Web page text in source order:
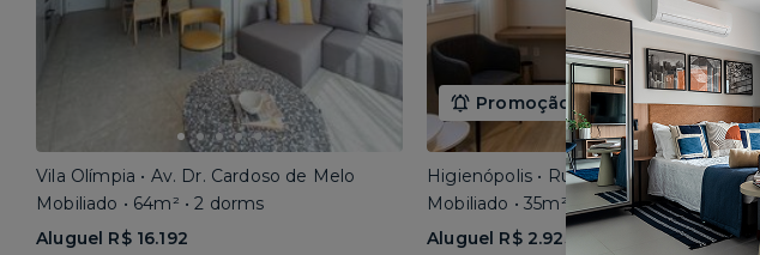
Vila Olímpia • Av. Dr. Cardoso de Melo
Mobiliado • 64m² • 2 dorms
Aluguel R$ 16.192
Promoção até 15/08
Higienópolis • Rua Conselheiro Brotero
Mobiliado • 35m² • 1 dorm
Aluguel R$ 2.923